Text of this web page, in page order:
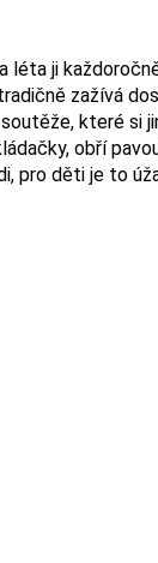
léta ji
zažívá
které si
obří
pro děti je to